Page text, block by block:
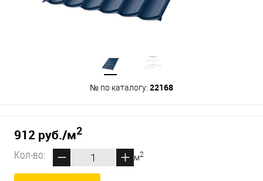
№ по каталогу: 22168
912 руб./м2
Кол-во:
м2